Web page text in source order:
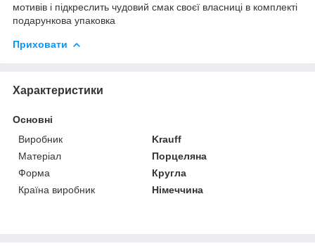
мотивів і підкреслить чудовий смак своєї власниці в комплекті
подарункова упаковка
Приховати
Характеристики
Основні
Виробник
Krauff
Матеріал
Порцеляна
Форма
Кругла
Країна виробник
Німеччина